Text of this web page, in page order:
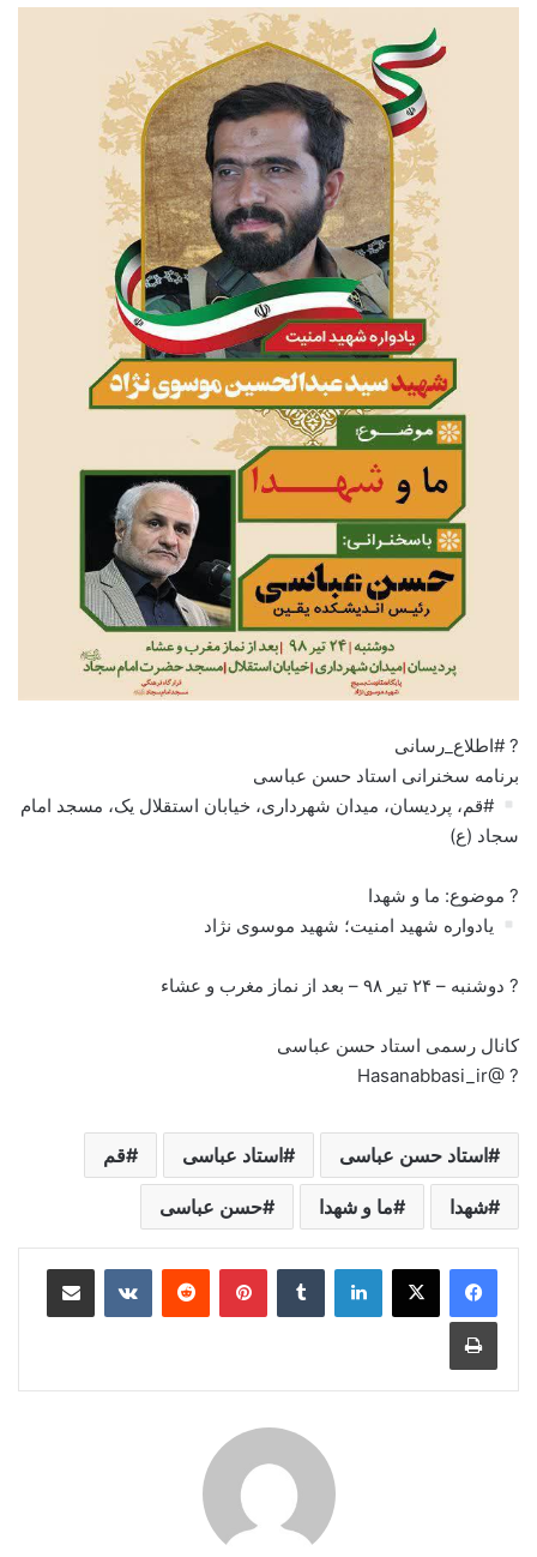
? #اطلاع_رسانی
برنامه سخنرانی استاد حسن عباسی
#قم، پردیسان، میدان شهرداری، خیابان استقلال یک، مسجد امام
سجاد (ع)
? موضوع: ما و شهدا
یادواره شهید امنیت؛ شهید موسوی نژاد
? دوشنبه – ۲۴ تیر ۹۸ – بعد از نماز مغرب و عشاء
کانال رسمی استاد حسن عباسی
? @Hasanabbasi_ir
استاد حسن عباسی استاد عباسی قم
شهدا ما و شهدا حسن عباسی
لینکدین ‫تامبلر ‫پین‌ترست‫رددیت ‫VKontakteاشتراک گذاری از طریق ایمیل
چاپ